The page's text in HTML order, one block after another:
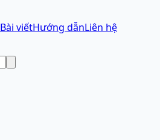
Bài viếtHướng dẫnLiên hệ